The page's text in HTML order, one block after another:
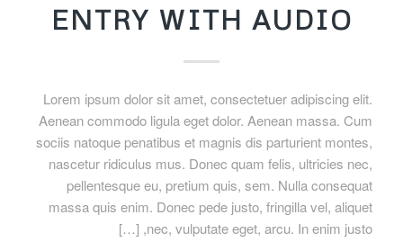
ENTRY WITH AUDIO
Lorem ipsum dolor sit amet, consectetuer adipiscing elit.
Aenean commodo ligula eget dolor. Aenean massa. Cum
sociis natoque penatibus et magnis dis parturient montes,
nascetur ridiculus mus. Donec quam felis, ultricies nec,
pellentesque eu, pretium quis, sem. Nulla consequat
massa quis enim. Donec pede justo, fringilla vel, aliquet
nec, vulputate eget, arcu. In enim justo, […]